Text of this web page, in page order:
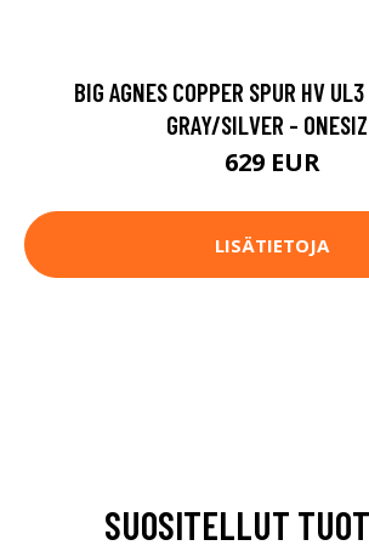
BIG AGNES COPPER SPUR HV
GRAY/SILVER -
629 EUR
LISÄTIETOJA
SUOSITELLUT